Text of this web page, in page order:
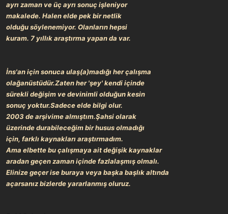
ayrı zaman ve üç ayrı sonuç işleniyor
makalede. Halen elde pek bir netlik
olduğu söylenemiyor. Olanların hepsi
kuram. 7 yıllık araştırma yapan da var.
İns'an için sonuca ulaş(a)madığı her çalışma
olağanüstüdür.Zaten her 'şey' kendi içinde
sürekli değişim ve devinimli olduğun kesin
sonuç yoktur.Sadece elde bilgi olur.
2003 de arşivime almıştım.Şahsi olarak
üzerinde durabileceğim bir husus olmadığı
için, farklı kaynakları araştırmadım.
Ama elbette bu çalışmaya ait değişik kaynaklar
aradan geçen zaman içinde fazlalaşmış olmalı.
Elinize geçer ise buraya veya başka başlık altında
açarsanız bizlerde yararlanmış oluruz.